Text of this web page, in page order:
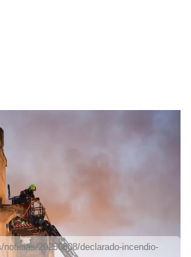
noticias/20250808/declarado-incendio-